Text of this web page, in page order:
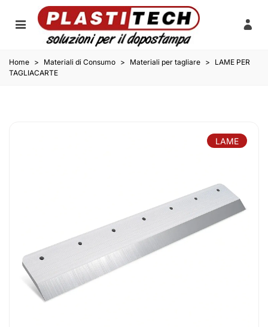
Home > Materiali di Consumo > Materiali per tagliare >
LAME PER
TAGLIACARTE
LAME